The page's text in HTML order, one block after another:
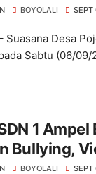
BOYOLALI
Suasana Desa
Sabtu (06/09/
1
Bullying,
BOYOLALI